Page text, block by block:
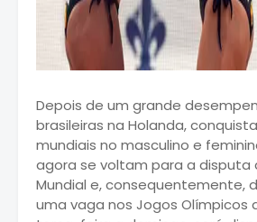
Depois de um grande
brasileiras na Holanda,
mundiais no masculino e
agora se voltam para a disputa
Mundial e, consequentemente,
uma vaga nos Jogos Olímpicos